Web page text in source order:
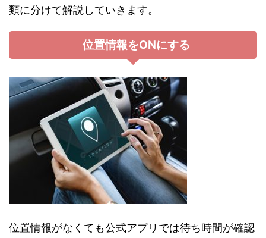
類に分けて解説していきます。
位置情報をONにする
位置情報がなくても公式アプリでは待ち時間が確認